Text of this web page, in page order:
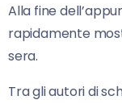
Alla fine
rapidamente
sera.
Tra gli autori di